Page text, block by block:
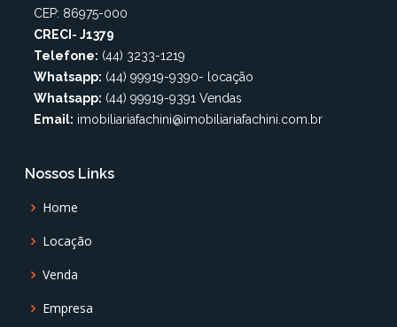
CEP: 86975-000
CRECI- J1379
Telefone: (44) 3233-1219
Whatsapp: (44) 99919-9390- locação
Whatsapp: (44) 99919-9391 Vendas
Email: imobiliariafachini@imobiliariafachini.com.br
Nossos Links
Home
Locação
Venda
Empresa